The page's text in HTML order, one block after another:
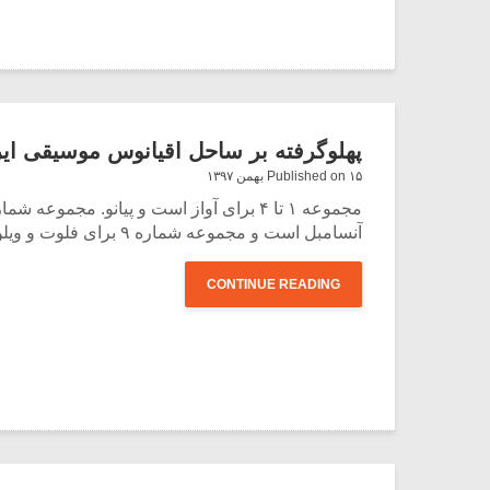
پهلوگرفته بر ساحل اقیانوس موسیقی
Published on ۱۵ بهمن ۱۳۹۷
آنسامبل است و مجموعه شماره ۹ برای فلوت و ویلن‌سل است. یعنی اساساً سازی است.
CONTINUE READING